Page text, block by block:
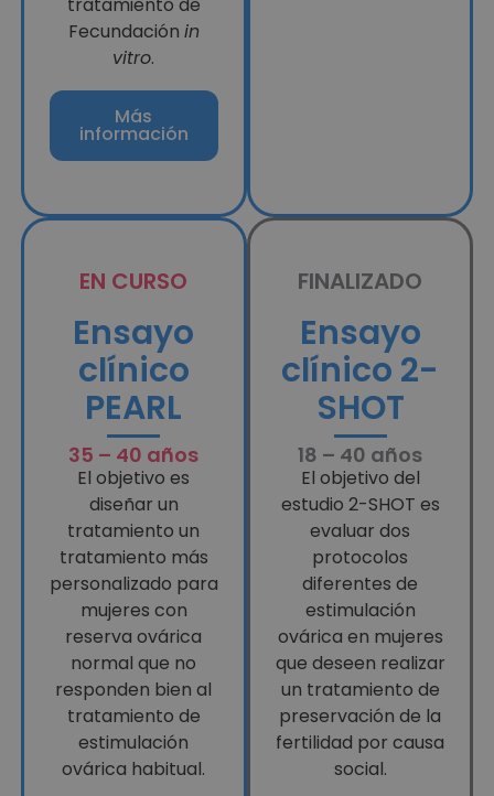
Fecundación in
vitro.
Más
información
EN CURSO
Ensayo
clínico
PEARL
35 – 40 años
El objetivo es
diseñar un
tratamiento un
tratamiento más
personalizado para
mujeres con
reserva ovárica
normal que no
responden bien al
tratamiento de
estimulación
ovárica habitual.
FINALIZADO
Ensayo
clínico 2-
SHOT
18 – 40 años
El objetivo del
estudio 2-SHOT es
evaluar dos
protocolos
diferentes de
estimulación
ovárica en mujeres
que deseen realizar
un tratamiento de
preservación de la
fertilidad por causa
social.